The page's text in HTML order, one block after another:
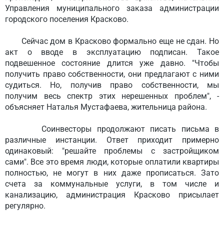
Управления муниципального заказа администрации
городского поселения Красково.
Сейчас дом в Красково формально еще не сдан. Но
акт о вводе в эксплуатацию подписан. Такое
подвешенное состояние длится уже давно. "Чтобы
получить право собственности, они предлагают с ними
судиться. Но, получив право собственности, мы
получим весь спектр этих нерешенных проблем", -
объясняет Наталья Мустафаева, жительница района.
Соинвесторы продолжают писать письма в
различные инстанции. Ответ приходит примерно
одинаковый: "решайте проблемы с застройщиком
сами". Все это время люди, которые оплатили квартиры
полностью, не могут в них даже прописаться. Зато
счета за коммунальные услуги, в том числе и
канализацию, администрация Красково присылает
регулярно.